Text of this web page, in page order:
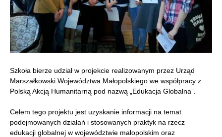
Szkoła bierze udział w projekcie realizowanym przez Urząd
Marszałkowski Województwa Małopolskiego we współpracy z
Polską Akcją Humanitarną pod nazwą „Edukacja Globalna”.
Celem tego projektu jest uzyskanie informacji na temat
podejmowanych działań i stosowanych praktyk na rzecz
edukacji globalnej w województwie małopolskim oraz